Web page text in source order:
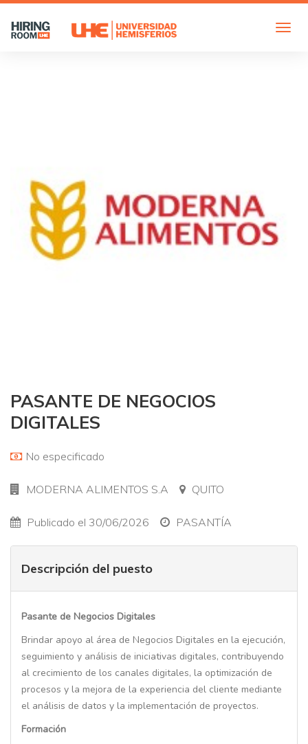
PASANTE DE NEGOCIOS
DIGITALES
No especificado
MODERNA ALIMENTOS S.A QUITO
Publicado el 30/06/2026 PASANTÍA
Descripción del puesto
Pasante de Negocios Digitales
Brindar apoyo al área de Negocios Digitales en la ejecución,
seguimiento y análisis de iniciativas digitales, contribuyendo
al crecimiento de los canales digitales, la optimización de
procesos y la mejora de la experiencia del cliente mediante
el análisis de datos y la implementación de proyectos.
Formación